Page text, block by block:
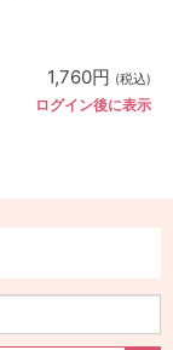
1,760円 (税込)
ログイン後に表示